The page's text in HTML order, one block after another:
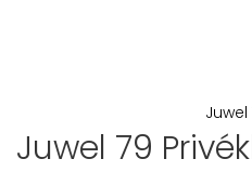
Juwel 79
Juwel
Ga
naar